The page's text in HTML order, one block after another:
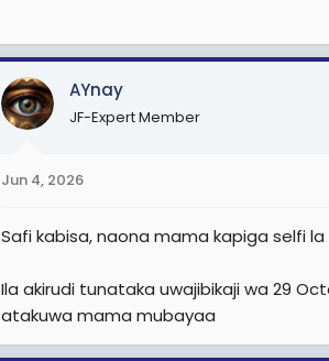
AYnay
JF-Expert Member
Jun 4, 2026
Safi kabisa, naona mama kapiga selfi
Ila akirudi tunataka uwajibikaji wa 29
atakuwa mama mubayaa